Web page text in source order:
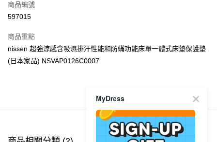
Apple Pay
PayMe
WeChat Pay
每筆HK$40.00，滿HK$350.00或以上免運費
付款後順豐站及營業點
商品編號
597015
商品重點
nissen 超強涼感含吸濕排汗性能和防蟎功能床單一體式床墊保護墊
(日本家品) NSVAP0126C0007
商品推薦
MyDress